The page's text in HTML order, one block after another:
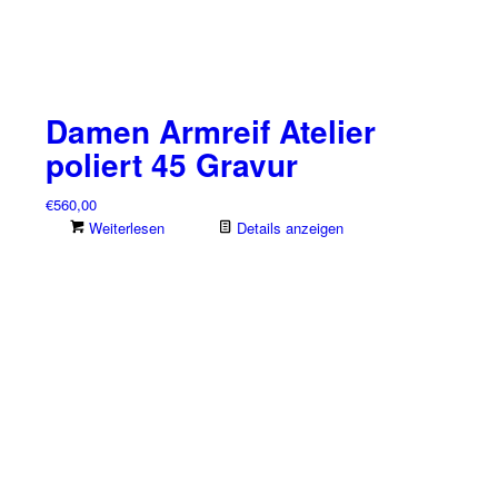
Damen Armreif Atelier
poliert 45 Gravur
€560,00
Weiterlesen
Details anzeigen